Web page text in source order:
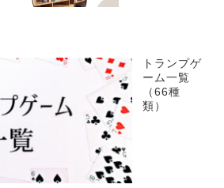
トランプゲ
ーム一覧
（66種
類）